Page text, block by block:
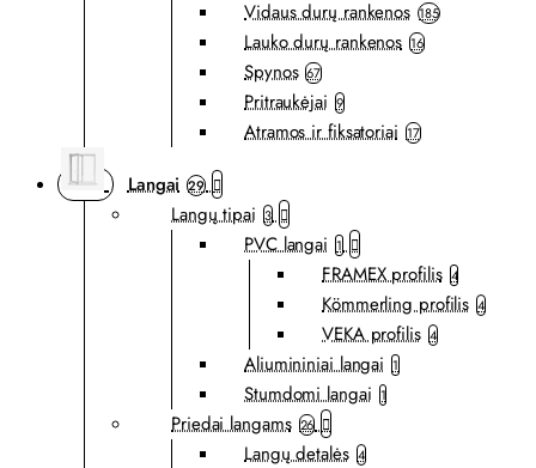
Vidaus durų rankenos 185
Lauko durų rankenos 16
Spynos 67
Pritraukėjai 9
Atramos ir fiksatoriai 17
Langai 29
Langų tipai 3
PVC langai 1
FRAMEX profilis 4
Kömmerling profilis 4
VEKA profilis 4
Aliumininiai langai 1
Stumdomi langai 1
Priedai langams 26
Langų detalės 4